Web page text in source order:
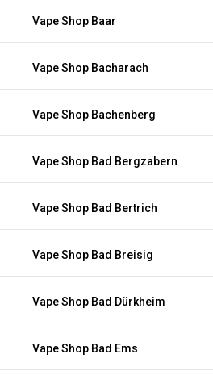
Vape Shop Baar
Vape Shop Bacharach
Vape Shop Bachenberg
Vape Shop Bad Bergzabern
Vape Shop Bad Bertrich
Vape Shop Bad Breisig
Vape Shop Bad Dürkheim
Vape Shop Bad Ems